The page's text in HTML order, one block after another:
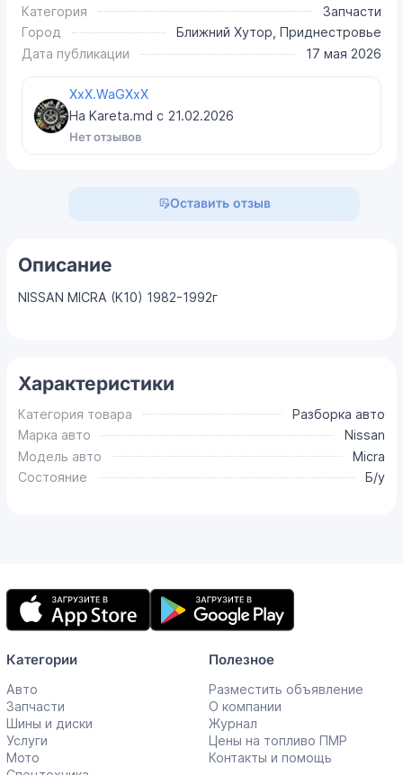
Категория
Запчасти
Город
Ближний Хутор, Приднестровье
Дата публикации
17 мая 2026
XxX.WaGXxX
На Kareta.md с 21.02.2026
Нет отзывов
Оставить отзыв
Описание
NISSAN MICRA (K10) 1982-1992г
Характеристики
Категория товара
Разборка авто
Марка авто
Nissan
Модель авто
Micra
Состояние
Б/у
Мобильное
приложение
Категории
Авто
Запчасти
Шины и диски
Услуги
Мото
Полезное
Разместить объявление
О компании
Журнал
Цены на топливо ПМР
Контакты и помощь